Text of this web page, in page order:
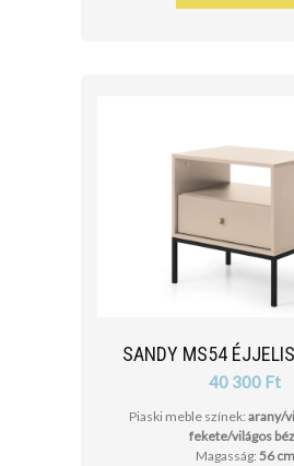
SANDY MS54
40 300 Ft
Piaski meble színek: arany/
fekete/világos
Magasság: 56 cm